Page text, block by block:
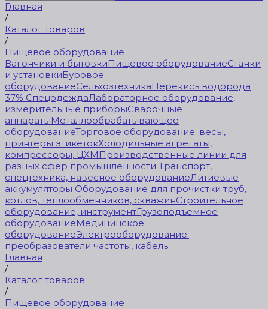
Главная
/
Каталог товаров
/
Пищевое оборудование
Вагончики и бытовкиПищевое оборудованиеСтанки
и установкиБуровое
оборудованиеСельхозтехникаПерекись водорода
37% СпецодеждаЛабораторное оборудование,
измерительные приборыСварочные
аппаратыМеталлообрабатывающее
оборудованиеТорговое оборудование: весы,
принтеры этикетокХолодильные агрегаты,
компрессоры, ЦХМ Производственные линии для
разных сфер промышленности Транспорт,
спецтехника, навесное оборудованиеЛитиевые
аккумуляторы Оборудование для прочистки труб,
котлов, теплообменников, скважинСтроительное
оборудование, инструментГрузоподъемное
оборудованиеМедицинское
оборудованиеЭлектрооборудование:
преобразователи частоты, кабель
Главная
/
Каталог товаров
/
Пищевое оборудование